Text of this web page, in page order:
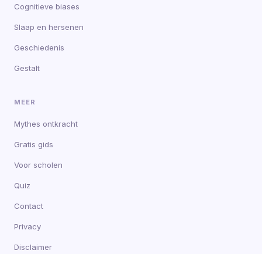
Cognitieve biases
Slaap en hersenen
Geschiedenis
Gestalt
MEER
Mythes ontkracht
Gratis gids
Voor scholen
Quiz
Contact
Privacy
Disclaimer